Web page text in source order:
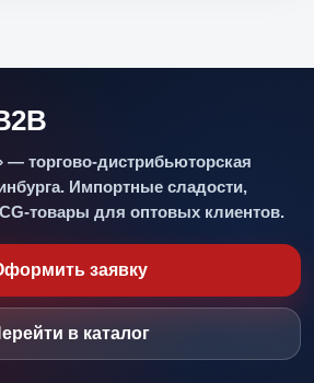
торгово-дистрибьюторская
Импортные сладости,
товары для оптовых клиентов.
заявку
в каталог